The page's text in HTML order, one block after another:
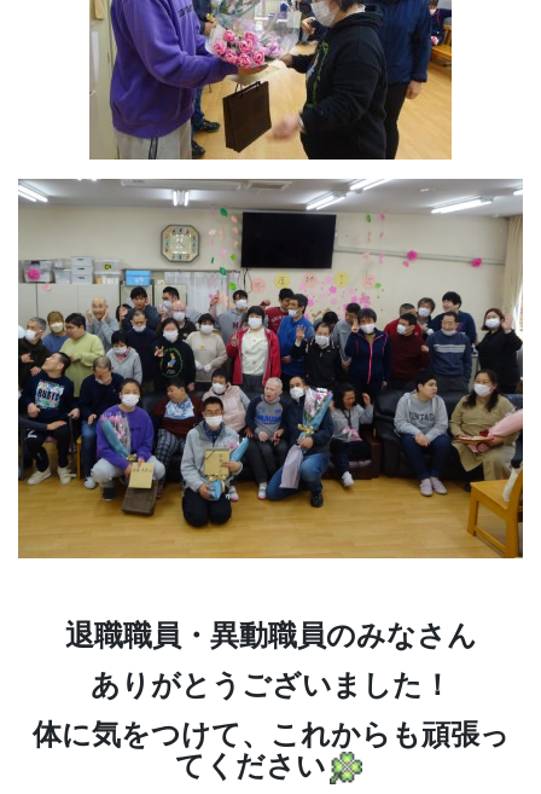
退職職員・異動職員のみなさん
ありがとうございました！
体に気をつけて、これからも頑張っ
てください